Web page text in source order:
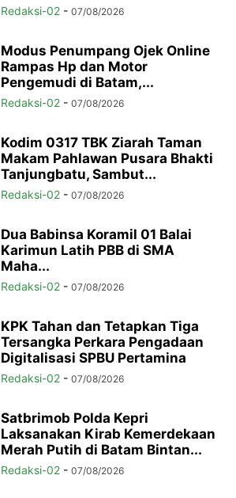
Redaksi-02 - 07/08/2026
Modus Penumpang Ojek Online
Rampas Hp dan Motor
Pengemudi di Batam,...
Redaksi-02 - 07/08/2026
Kodim 0317 TBK Ziarah Taman
Makam Pahlawan Pusara Bhakti
Tanjungbatu, Sambut...
Redaksi-02 - 07/08/2026
Dua Babinsa Koramil 01 Balai
Karimun Latih PBB di SMA
Maha...
Redaksi-02 - 07/08/2026
KPK Tahan dan Tetapkan Tiga
Tersangka Perkara Pengadaan
Digitalisasi SPBU Pertamina
Redaksi-02 - 07/08/2026
Satbrimob Polda Kepri
Laksanakan Kirab Kemerdekaan
Merah Putih di Batam Bintan...
Redaksi-02 - 07/08/2026